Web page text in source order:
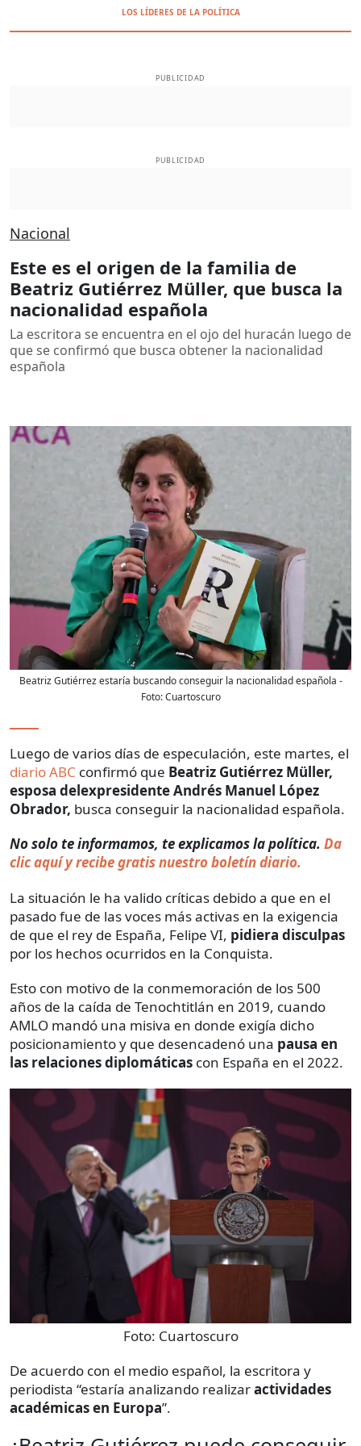
LOS LÍDERES DE LA POLÍTICA
PUBLICIDAD
PUBLICIDAD
Nacional
Este es el origen de la familia de
Beatriz Gutiérrez Müller, que busca la
nacionalidad española
La escritora se encuentra en el ojo del huracán luego de
que se confirmó que busca obtener la nacionalidad
española
Beatriz Gutiérrez estaría buscando conseguir la nacionalidad española -
Foto:Cuartoscuro
Luego de varios días de especulación, este martes, el
diario ABC confirmó que Beatriz Gutiérrez Müller,
esposa delexpresidente Andrés Manuel López
Obrador, busca conseguir la nacionalidad española.
No solo te informamos, te explicamos la política. Da
clic aquí y recibe gratis nuestro boletín diario.
La situación le ha valido críticas debido a que en el
pasado fue de las voces más activas en la exigencia
de que el rey de España, Felipe VI, pidiera disculpas
por los hechos ocurridos en la Conquista.
Esto con motivo de la conmemoración de los 500
años de la caída de Tenochtitlán en 2019, cuando
AMLO mandó una misiva en donde exigía dicho
posicionamiento y que desencadenó una pausa en
las relaciones diplomáticas con España en el 2022.
Foto: Cuartoscuro
De acuerdo con el medio español, la escritora y
periodista “estaría analizando realizaractividades
académicas en Europa”.